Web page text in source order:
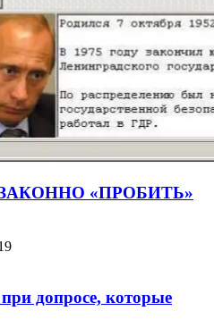
«ПРОБИТЬ»
допросе, которые